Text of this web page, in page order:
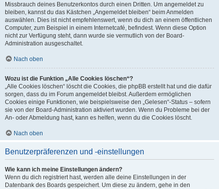
Missbrauch deines Benutzerkontos durch einen Dritten. Um angemeldet zu
bleiben, kannst du das Kästchen „Angemeldet bleiben“ beim Anmelden
auswählen. Dies ist nicht empfehlenswert, wenn du dich an einem öffentlichen
Computer, zum Beispiel in einem Internetcafé, befindest. Wenn diese Option
nicht zur Verfügung steht, dann wurde sie vermutlich von der Board-
Administration ausgeschaltet.
Nach oben
Wozu ist die Funktion „Alle Cookies löschen“?
„Alle Cookies löschen“ löscht die Cookies, die phpBB erstellt hat und die dafür
sorgen, dass du im Forum angemeldet bleibst. Außerdem ermöglichen
Cookies einige Funktionen, wie beispielsweise den „Gelesen“-Status – sofern
sie von der Board-Administration aktiviert wurden. Wenn du Probleme bei der
An- oder Abmeldung hast, kann es helfen, wenn du die Cookies löscht.
Nach oben
Benutzerpräferenzen und -einstellungen
Wie kann ich meine Einstellungen ändern?
Wenn du dich registriert hast, werden alle deine Einstellungen in der
Datenbank des Boards gespeichert. Um diese zu ändern, gehe in den